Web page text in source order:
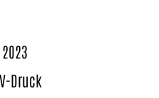
Druck